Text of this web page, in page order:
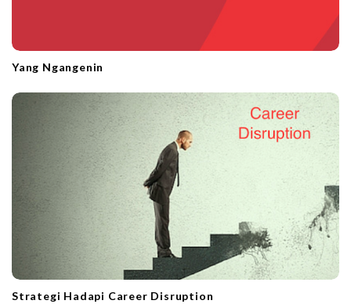
Yang Ngangenin
Strategi Hadapi Career Disruption